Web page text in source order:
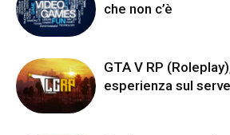
che non c’è
GTA V RP
esperienza sul